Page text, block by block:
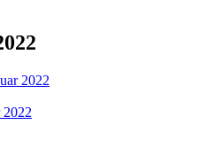
2022
2022